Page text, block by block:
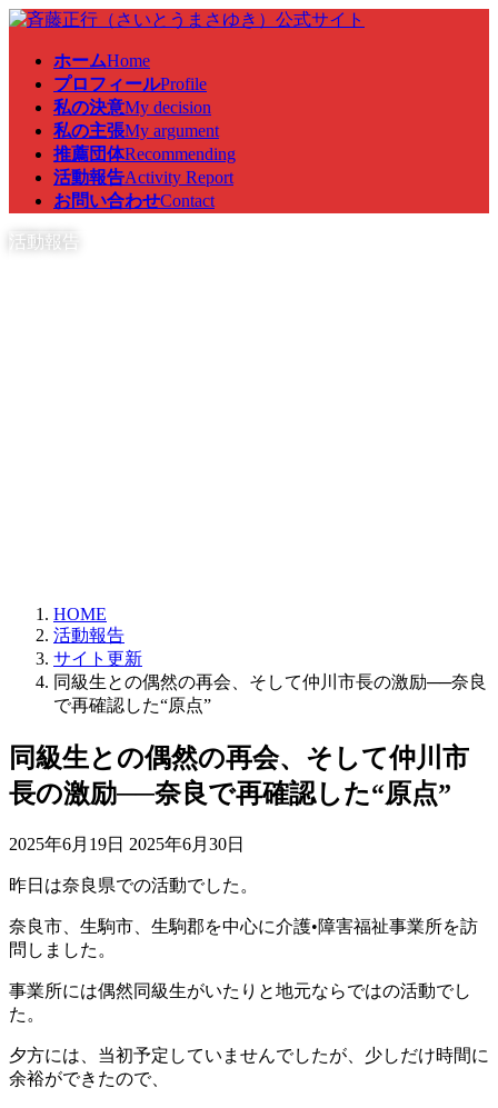
コ
ナ
ホームHome
プロフィールProfile
私の決意My decision
私の主張My argument
推薦団体Recommending
活動報告Activity Report
お問い合わせContact
活動報告
HOME
活動報告
サイト更新
同級生との偶然の再会、そして仲川市長の激励──奈良
で再確認した“原点”
同級生との偶然の再会、そして仲川市
長の激励──奈良で再確認した“原点”
2025年6月19日 最
更
日
:
2025年6月30日
昨日は奈良県での活動でした。
奈良市、生駒市、生駒郡を中心に介護•障害福祉事業所を訪
問しました。
事業所には偶然同級生がいたりと地元ならではの活動でし
た。
夕方には、当初予定していませんでしたが、少しだけ時間に
余裕ができたので、